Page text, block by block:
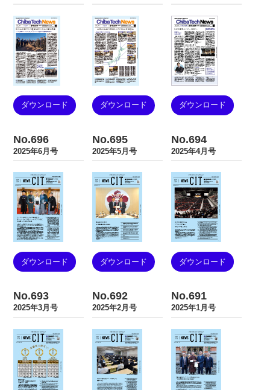
ダウンロード ダウンロード ダウンロード
No.696
2025年6月号
ダウンロード
No.695
2025年5月号
ダウンロード
No.694
2025年4月号
ダウンロード
No.693
2025年3月号
No.692
2025年2月号
No.691
2025年1月号